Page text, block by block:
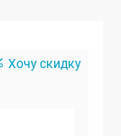
Хочу скидку